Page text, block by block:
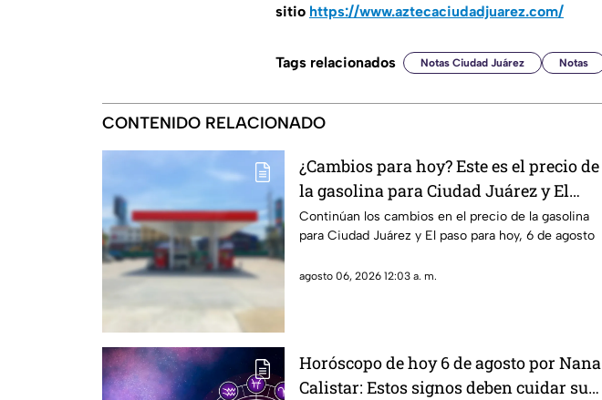
sitio https://www.aztecaciudadjuarez.com/
Tags relacionados Notas Ciudad Juárez Notas
CONTENIDO RELACIONADO
¿Cambios para hoy? Este es el precio de
la gasolina para Ciudad Juárez y El
Paso
Continúan los cambios en el precio de la gasolina
para Ciudad Juárez y El paso para hoy, 6 de agosto
agosto 06, 2026 12:03 a. m.
Horóscopo de hoy 6 de agosto por Nana
Calistar: Estos signos deben cuidar su